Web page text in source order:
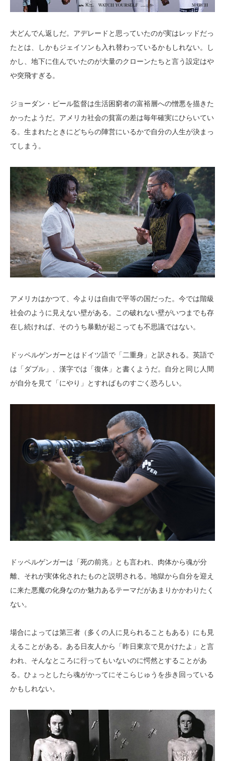
大どんでん返しだ。アデレードと思っていたのが実はレッドだっ
たとは、しかもジェイソンも入れ替わっているかもしれない。し
かし、地下に住んでいたのが大量のクローンたちと言う設定はや
や突飛すぎる。
ジョーダン・ピール監督は生活困窮者の富裕層への憎悪を描きた
かったようだ。アメリカ社会の貧富の差は毎年確実にひらいてい
る。生まれたときにどちらの陣営にいるかで自分の人生が決まっ
てしまう。
アメリカはかつて、今よりは自由で平等の国だった。今では階級
社会のように見えない壁がある。この破れない壁がいつまでも存
在し続ければ、そのうち暴動が起こっても不思議ではない。
ドッペルゲンガーとはドイツ語で「二重身」と訳される。英語で
は「ダブル」、漢字では「復体」と書くようだ。自分と同じ人間
が自分を見て「にやり」とすればものすごく恐ろしい。
ドッペルゲンガーは「死の前兆」とも言われ、肉体から魂が分
離、それが実体化されたものと説明される。地獄から自分を迎え
に来た悪魔の化身なのか魅力あるテーマだがあまりかかわりたく
ない。
場合によっては第三者（多くの人に見られることもある）にも見
えることがある。ある日友人から「昨日東京で見かけたよ」と言
われ、そんなところに行ってもいないのに愕然とすることがあ
る。ひょっとしたら魂がかってにそこらじゅうを歩き回っている
かもしれない。